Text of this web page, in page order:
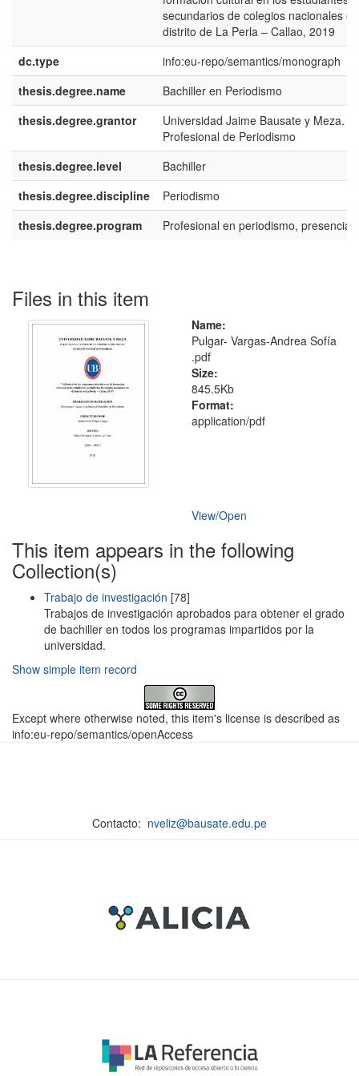
secundarios de colegios nacionales
distrito de La Perla – Callao, 2019
dc.type
info:eu-repo/semantics/monograph
thesis.degree.name
Bachiller en Periodismo
thesis.degree.grantor
Universidad Jaime Bausate y Meza.
Profesional de Periodismo
thesis.degree.level
Bachiller
thesis.degree.discipline
Periodismo
thesis.degree.program
Profesional en periodismo, presencial.
Files in this item
Name:
Pulgar- Vargas-Andrea Sofía
.pdf
Size:
845.5Kb
Format:
application/pdf
View/Open
This item appears in the following
Collection(s)
Trabajo de investigación [78]
Trabajos de investigación aprobados para obtener el grado
de bachiller en todos los programas impartidos por la
universidad.
Show simple item record
Except where otherwise noted, this item's license is described as
info:eu-repo/semantics/openAccess
Contacto: nveliz@bausate.edu.pe